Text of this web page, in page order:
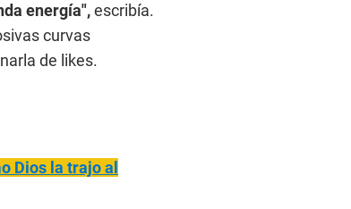
energía",escribía.
curvas
de likes.
Dios la trajo al